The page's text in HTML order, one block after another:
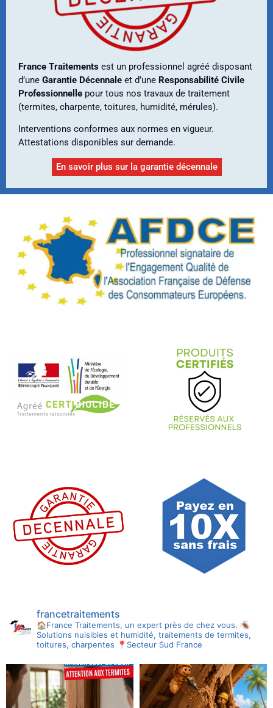
France Traitements est un professionnel agréé disposant
d’une Garantie Décennale et d’une Responsabilité Civile
Professionnelle pour tous nos travaux de traitement
(termites, charpente, toitures, humidité, mérules).
Interventions conformes aux normes en vigueur.
Attestations disponibles sur demande.
En savoir plus sur la garantie décennale
francetraitements
🏠France Traitements, un expert près de chez vous. 🪳
Solutions nuisibles et humidité, traitements de termites,
toitures, charpentes 📍Secteur Sud France